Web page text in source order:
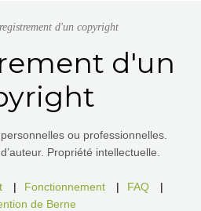
d'un copyright
d'un
ou professionnelles.
Propriété intellectuelle.
| Fonctionnement | FAQ
|
de Berne